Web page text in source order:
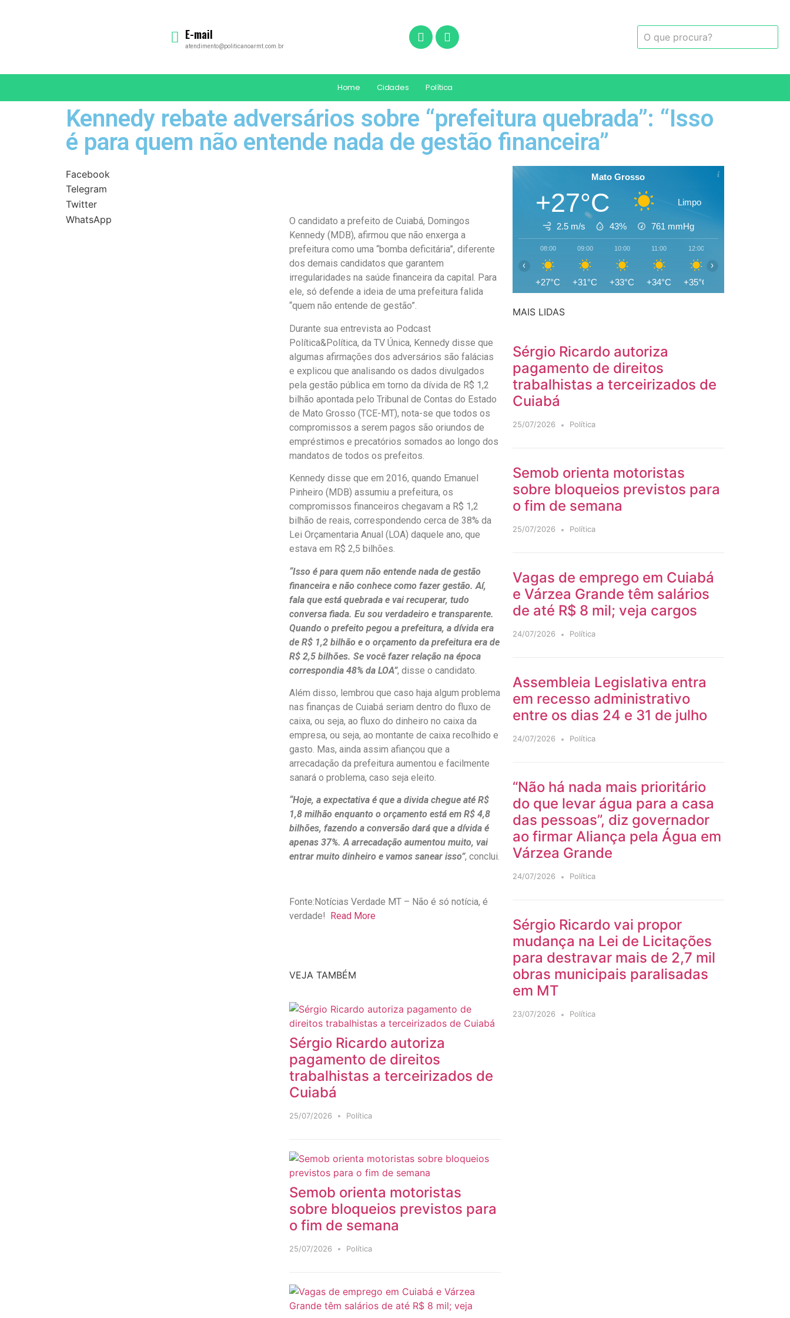
E-mail
atendimento@politicanoarmt.com.br
Home Cidades Política
Kennedy rebate adversários sobre “prefeitura quebrada”: “Isso
é para quem não entende nada de gestão financeira”
Facebook
Telegram
Twitter
WhatsApp
O candidato a prefeito de Cuiabá, Domingos
Kennedy (MDB), afirmou que não enxerga a
prefeitura como uma “bomba deficitária”, diferente
dos demais candidatos que garantem
irregularidades na saúde financeira da capital. Para
ele, só defende a ideia de uma prefeitura falida
“quem não entende de gestão”.
Durante sua entrevista ao Podcast
Política&Política, da TV Única, Kennedy disse que
algumas afirmações dos adversários são falácias
e explicou que analisando os dados divulgados
pela gestão pública em torno da dívida de R$ 1,2
bilhão apontada pelo Tribunal de Contas do Estado
de Mato Grosso (TCE-MT), nota-se que todos os
compromissos a serem pagos são oriundos de
empréstimos e precatórios somados ao longo dos
mandatos de todos os prefeitos.
Kennedy disse que em 2016, quando Emanuel
Pinheiro (MDB) assumiu a prefeitura, os
compromissos financeiros chegavam a R$ 1,2
bilhão de reais, correspondendo cerca de 38% da
Lei Orçamentaria Anual (LOA) daquele ano, que
estava em R$ 2,5 bilhões.
“Isso é para quem não entende nada de gestão
financeira e não conhece como fazer gestão. Aí,
fala que está quebrada e vai recuperar, tudo
conversa fiada. Eu sou verdadeiro e transparente.
Quando o prefeito pegou a prefeitura, a dívida era
de R$ 1,2 bilhão e o orçamento da prefeitura era de
R$ 2,5 bilhões. Se você fazer relação na época
correspondia 48% da LOA”, disse o candidato.
Além disso, lembrou que caso haja algum problema
nas finanças de Cuiabá seriam dentro do fluxo de
caixa, ou seja, ao fluxo do dinheiro no caixa da
empresa, ou seja, ao montante de caixa recolhido e
gasto. Mas, ainda assim afiançou que a
arrecadação da prefeitura aumentou e facilmente
sanará o problema, caso seja eleito.
“Hoje, a expectativa é que a divida chegue até R$
1,8 milhão enquanto o orçamento está em R$ 4,8
bilhões, fazendo a conversão dará que a dívida é
apenas 37%. A arrecadação aumentou muito, vai
entrar muito dinheiro e vamos sanear isso”, conclui.
Fonte:Notícias Verdade MT – Não é só notícia, é
verdade! Read More
VEJA TAMBÉM
Sérgio Ricardo autoriza
pagamento de direitos
trabalhistas a terceirizados de
Cuiabá
25/07/2026 Política
Semob orienta motoristas
sobre bloqueios previstos para
o fim de semana
25/07/2026 Política
Mato Grosso
+27°C Limpo
2.5 m/s 43% 761 mmHg
08:00
+27°C
09:00
+31°C
10:00
+33°C
11:00
+34°C
12:00
+35°C
‹ ›
MAIS LIDAS
Sérgio Ricardo autoriza
pagamento de direitos
trabalhistas a terceirizados de
Cuiabá
25/07/2026 Política
Semob orienta motoristas
sobre bloqueios previstos para
o fim de semana
25/07/2026 Política
Vagas de emprego em Cuiabá
e Várzea Grande têm salários
de até R$ 8 mil; veja cargos
24/07/2026 Política
Assembleia Legislativa entra
em recesso administrativo
entre os dias 24 e 31 de julho
24/07/2026 Política
“Não há nada mais prioritário
do que levar água para a casa
das pessoas”, diz governador
ao firmar Aliança pela Água em
Várzea Grande
24/07/2026 Política
Sérgio Ricardo vai propor
mudança na Lei de Licitações
para destravar mais de 2,7 mil
obras municipais paralisadas
em MT
23/07/2026 Política